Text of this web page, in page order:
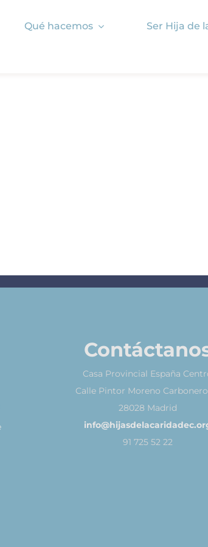
Qué hacemos Ser Hija de
Casa Provincial España
Calle Pintor Moreno
28028 Madrid
91 725 52 22